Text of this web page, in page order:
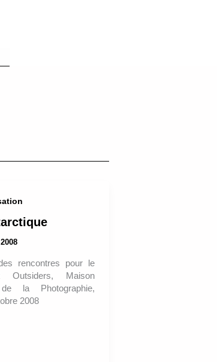
rencontres pour le
Outsiders, Maison
de la Photographie,
2008